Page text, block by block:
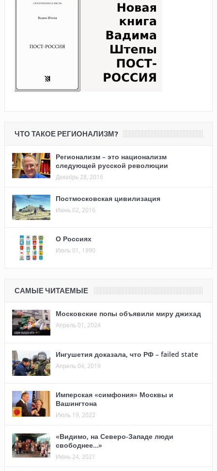
ЧТО ТАКОЕ РЕГИОНАЛИЗМ?
Регионализм – это национализм
следующей русской революции
Декабрь 28, 2016
Постмосковская цивилизация
Июнь 02, 2016
О Россиях
Июль 01, 1990
САМЫЕ ЧИТАЕМЫЕ
Московские попы объявили миру джихад
Апрель 01, 2024
Ингушетия доказала, что РФ – failed state
Апрель 04, 2019
Имперская «симфония» Москвы и
Вашингтона
Июль 19, 2022
«Видимо, на Северо-Западе люди
свободнее…»
Июнь 24, 2021